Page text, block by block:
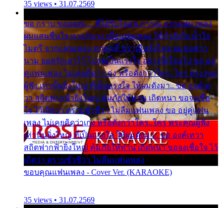
35 views • 31.07.2569
ขอ กราบ ขอบคุณ.... ที่ได้รับไออุ่น การุณ จากแฟน เพลง
ผมแสนชื่นใจ หายวังเวง เมื่อแฟนเพลง ให้กำลังใจ น้ำใจ
ไมตรี จากแฟนเพลง ทุกทุกที่ ปราณีหลั่งไหล ผมขอฝาก
นาม ยอดรักเอาไว้ โปรดเป็นแรงใจ อย่างนี้เรื่อยไป ขอ อยู่
คู่แฟนเพลง ไม่เคยคิดว่าเก่ง หรือดังกว่าใคร..ใคร พระคุณ
ผู้ฟัง เท่านั้นยิ่งใหญ่ ที่เป็นแรงใจ ให้ผมดังมา.. ขอ องค์เท
วา สถิตฟากฟ้ายิ่งใหญ่ คุ้มภัยให้ท่าน เถิดหนา ขอจงเชื่อ
ใจ ไว้เถิดว่า ตราบชั่วชีวา ไม่ลืมแฟนเพลง ขอ อยู่คู่แฟน
เพลง ไม่เคยคิดว่าเก่ง หรือดังกว่าใคร..ใคร พระคุณผู้ฟัง
เท่านั้นยิ่งใหญ่ ที่เป็นแรงใจ ให้ผมดังมา.. ขอ องค์เทวา
สถิตฟากฟ้ายิ่งใหญ่ คุ้มภัยให้ท่าน เถิดหนา ขอจงเชื่อใจ ไว้
เถิดว่า ตราบชั่วชีวา ไม่ลืมแฟนเพลง
ขอบคุณแฟนเพลง - Cover Ver. (KARAOKE)
35 views • 31.07.2569